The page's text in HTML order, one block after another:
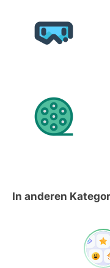
In anderen